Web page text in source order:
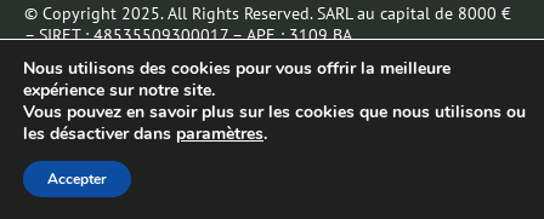
© Copyright 2025. All Rights Reserved. SARL au capital de 8000 €
– SIRET : 48535509300017 – APE : 3109 BA
Nous utilisons des cookies pour vous offrir la meilleure
expérience sur notre site.
Vous pouvez en savoir plus sur les cookies que nous utilisons ou
les désactiver dans paramètres.
Accepter